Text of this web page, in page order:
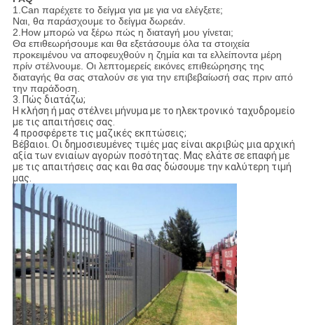
1.Can παρέχετε το δείγμα για με για να ελέγξετε;
Ναι, θα παράσχουμε το δείγμα δωρεάν.
2.How μπορώ να ξέρω πώς η διαταγή μου γίνεται;
Θα επιθεωρήσουμε και θα εξετάσουμε όλα τα στοιχεία
προκειμένου να αποφευχθούν η ζημία και τα ελλείποντα μέρη
πρίν στέλνουμε. Οι λεπτομερείς εικόνες επιθεώρησης της
διαταγής θα σας σταλούν σε για την επιβεβαίωσή σας πριν από
την παράδοση.
3. Πώς διατάζω;
Η κλήση ή μας στέλνει μήνυμα με το ηλεκτρονικό ταχυδρομείο
με τις απαιτήσεις σας.
4 προσφέρετε τις μαζικές εκπτώσεις;
Βέβαιοι. Οι δημοσιευμένες τιμές μας είναι ακριβώς μια αρχική
αξία των ενιαίων αγορών ποσότητας. Μας ελάτε σε επαφή με
με τις απαιτήσεις σας και θα σας δώσουμε την καλύτερη τιμή
μας.